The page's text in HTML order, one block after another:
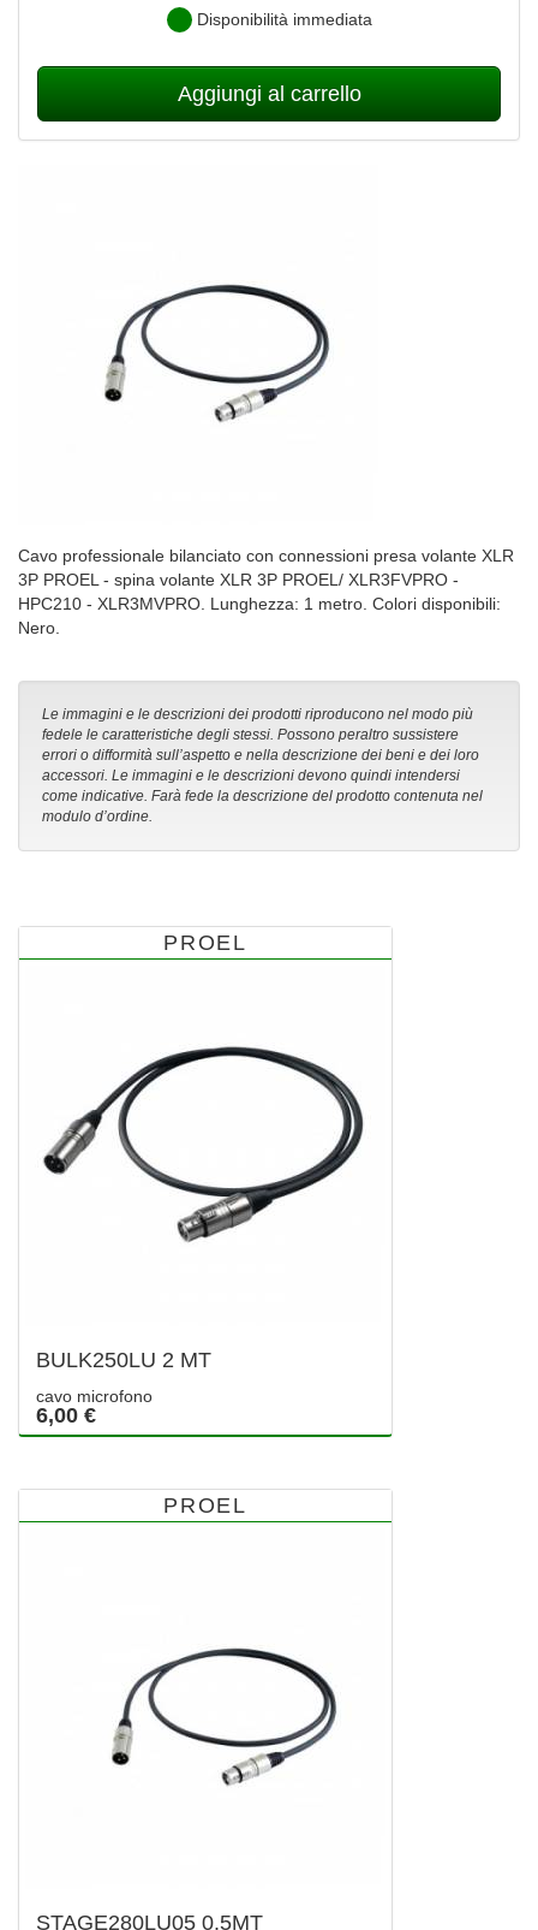
Disponibilità immediata
Aggiungi al carrello
Cavo professionale bilanciato con connessioni presa volante XLR
3P PROEL - spina volante XLR 3P PROEL/ XLR3FVPRO -
HPC210 - XLR3MVPRO. Lunghezza: 1 metro. Colori disponibili:
Nero.
Le immagini e le descrizioni dei prodotti riproducono nel modo più
fedele le caratteristiche degli stessi. Possono peraltro sussistere
errori o difformità sull’aspetto e nella descrizione dei beni e dei loro
accessori. Le immagini e le descrizioni devono quindi intendersi
come indicative. Farà fede la descrizione del prodotto contenuta nel
modulo d’ordine.
PROEL
BULK250LU 2 MT
cavo microfono
6,00 €
PROEL
STAGE280LU05 0.5MT